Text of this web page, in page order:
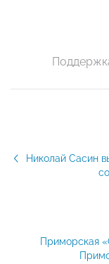
Николай Сасин
Приморская